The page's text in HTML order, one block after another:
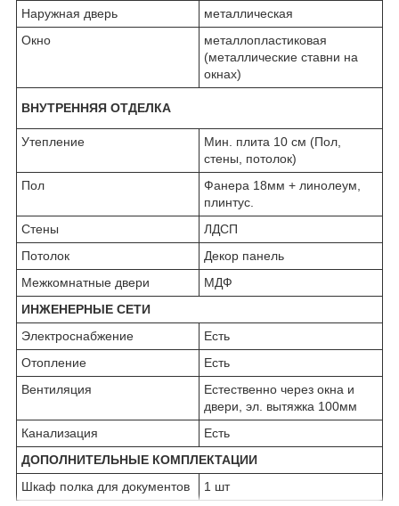
Наружная дверь
металлическая
Окно
металлопластиковая
(металлические ставни на
окнах)
ВНУТРЕННЯЯ ОТДЕЛКА
Утепление
Мин. плита 10 см (Пол,
стены, потолок)
Пол
Фанера 18мм + линолеум,
плинтус.
Стены
ЛДСП
Потолок
Декор панель
Межкомнатные двери
МДФ
ИНЖЕНЕРНЫЕ СЕТИ
Электроснабжение
Есть
Отопление
Есть
Вентиляция
Естественно через окна и
двери, эл. вытяжка 100мм
Канализация
Есть
ДОПОЛНИТЕЛЬНЫЕ КОМПЛЕКТАЦИИ
Шкаф полка для документов
1 шт